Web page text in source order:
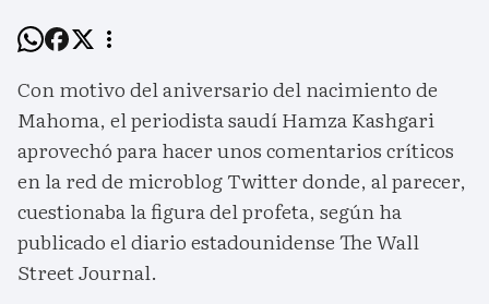
Con motivo del aniversario del nacimiento de
Mahoma, el periodista saudí Hamza Kashgari
aprovechó para hacer unos comentarios críticos
en la red de microblog Twitter donde, al parecer,
cuestionaba la figura del profeta, según ha
publicado el diario estadounidense The Wall
Street Journal.